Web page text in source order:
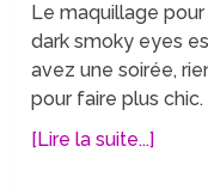
Le maquillage
dark smoky eyes
avez une soirée,
pour faire plus chic.
[Lire la suite...]